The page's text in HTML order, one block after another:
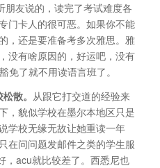
朋友说的，读完了考试难度各
门卡人的很可恶。如果你不能
，还是要准备考多次雅思。雅
没有啥原因的，好运吧，没有
免了就不用读语言班了。
散。 从跟它打交道的经验来
，貌似学校在墨尔本地区只是
学校无缘无故让她重读一年
在问问题发邮件之类的学生服
，acu就比较差了。西悉尼也